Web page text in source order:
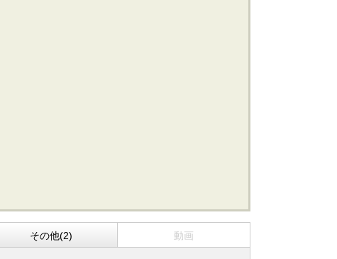
その他(2) 動画
東京全域エリアの新築一戸建